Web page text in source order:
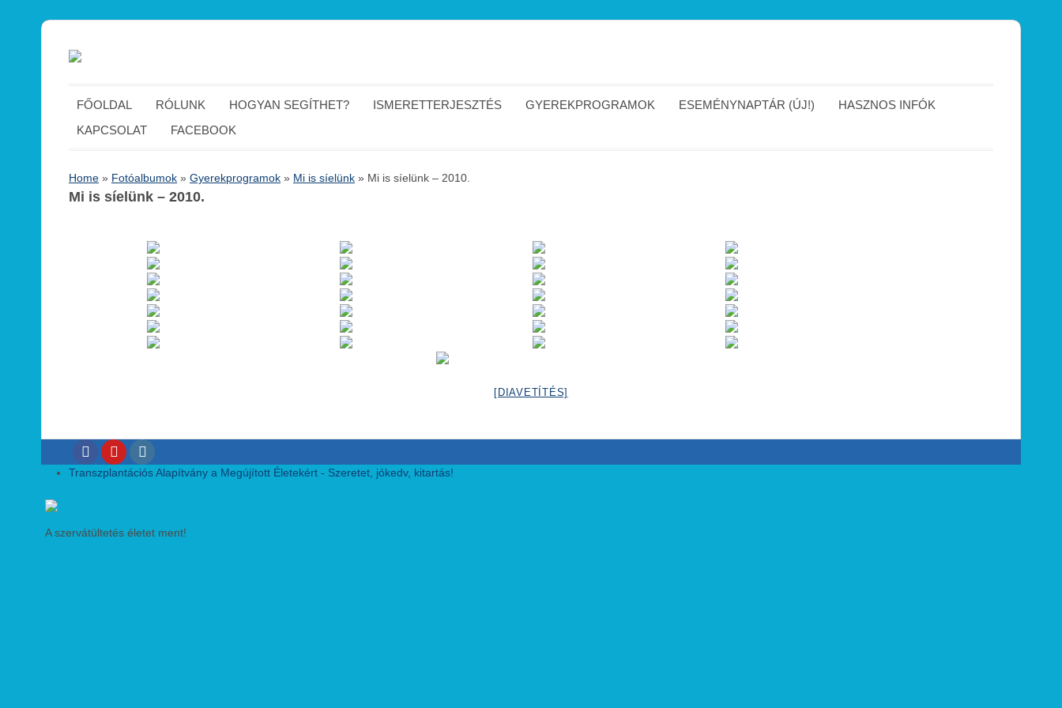
FŐOLDAL RÓLUNK HOGYAN SEGÍTHET? ISMERETTERJESZTÉS GYEREKPROGRAMOK ESEMÉNYNAPTÁR (ÚJ!)
HASZNOS INFÓK
KAPCSOLAT
FACEBOOK
Home » Fotóalbumok » Gyerekprogramok » Mi is síelünk » Mi is síelünk – 2010.
Mi is síelünk – 2010.
[DIAVETÍTÉS]
Transzplantációs Alapítvány a Megújított Életekért - Szeretet, jókedv, kitartás!
A szervátültetés életet ment!